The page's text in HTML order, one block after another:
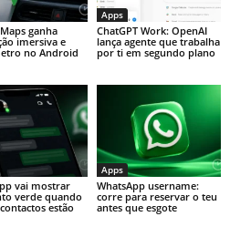
ganha
imersiva e
no Android
Apps
ChatGPT Work: OpenAI
lança agente que trabalha
por ti em segundo plano
vai mostrar
verde quando
estão
Apps
WhatsApp username:
corre para reservar o teu
antes que esgote